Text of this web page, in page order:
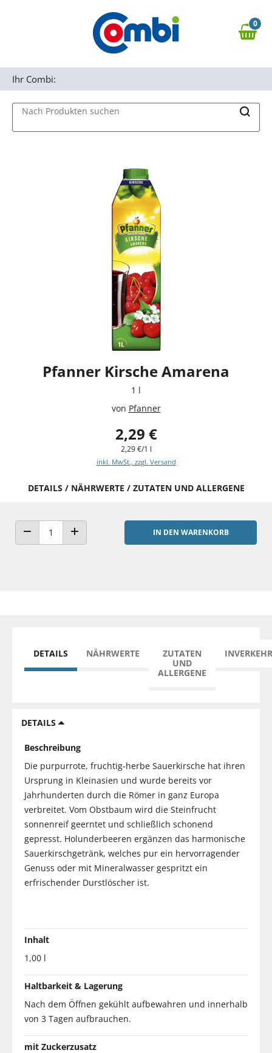
Zur Navigation springen
0,00 €
0
Nach Produkten suchen
Ihr Combi:
Pfanner Kirsche Amarena
1 l
von Pfanner
2,29 €
2,29 €/1 l
inkl. MwSt., zzgl. Versand
DETAILS / NÄHRWERTE / ZUTATEN UND ALLERGENE
ANZAHL VERRINGERNANZAHL ERHÖHEN
IN DEN WARENKORB
DETAILS NÄHRWERTE
ZUTATEN
UND
ALLERGENE
DETAILS
Beschreibung
Die purpurrote, fruchtig-herbe Sauerkirsche hat ihren
Ursprung in Kleinasien und wurde bereits vor
Jahrhunderten durch die Römer in ganz Europa
verbreitet. Vom Obstbaum wird die Steinfrucht
sonnenreif geerntet und schließlich schonend
gepresst. Holunderbeeren ergänzen das harmonische
Sauerkirschgetränk, welches pur ein hervorragender
Genuss oder mit Mineralwasser gespritzt ein
erfrischender Durstlöscher ist.
Inhalt
1,00 l
Haltbarkeit & Lagerung
Nach dem Öffnen gekühlt aufbewahren und innerhalb
von 3 Tagen aufbrauchen.
mit Zuckerzusatz